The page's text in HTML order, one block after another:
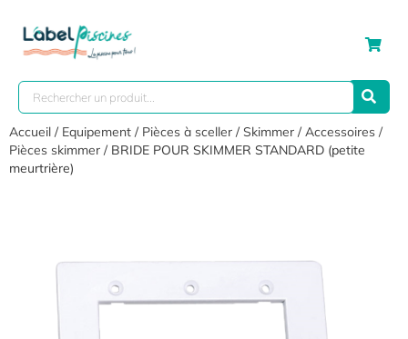
Accueil / Equipement / Pièces à sceller /Skimmer /Accessoires /
Pièces skimmer / BRIDE POUR SKIMMER STANDARD (petite
meurtrière)